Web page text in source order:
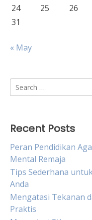
24
25 26
31
« May
Search
for:
Recent Posts
Peran Pendidikan
Mental Remaja
Tips Sederhana
Anda
Mengatasi Tekanan
Praktis